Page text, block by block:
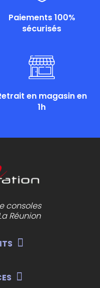
Paiements 100%
sécurisés
en magasin en
1h
consoles
Réunion